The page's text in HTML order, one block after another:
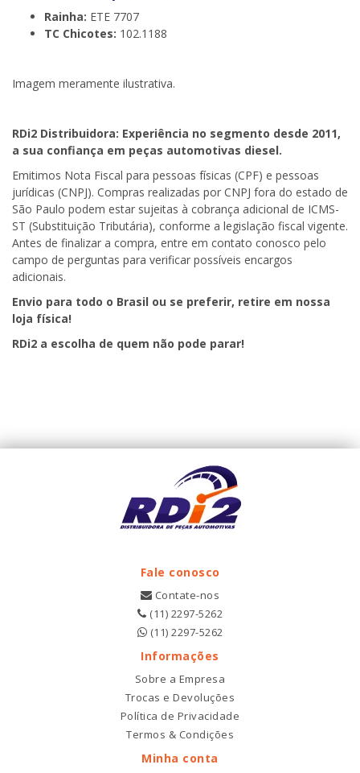
Rainha: ETE 7707
TC Chicotes: 102.1188
Imagem meramente ilustrativa.
RDi2 Distribuidora: Experiência no segmento desde 2011,
a sua confiança em peças automotivas diesel.
Emitimos Nota Fiscal para pessoas físicas (CPF) e pessoas
jurídicas (CNPJ). Compras realizadas por CNPJ fora do estado de
São Paulo podem estar sujeitas à cobrança adicional de ICMS-
ST (Substituição Tributária), conforme a legislação fiscal vigente.
Antes de finalizar a compra, entre em contato conosco pelo
campo de perguntas para verificar possíveis encargos
adicionais.
Envio para todo o Brasil ou se preferir, retire em nossa
loja física!
RDi2 a escolha de quem não pode parar!
Fale conosco
Contate-nos
(11) 2297-5262
(11) 2297-5262
Informações
Sobre a Empresa
Trocas e Devoluções
Política de Privacidade
Termos & Condições
Minha conta